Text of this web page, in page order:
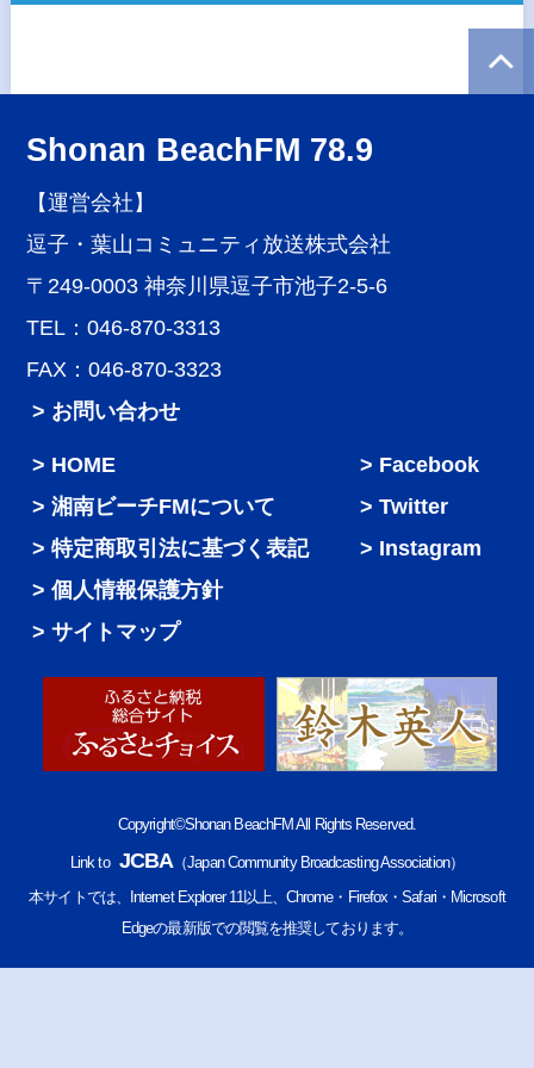
Shonan BeachFM 78.9
【運営会社】
逗子・葉山コミュニティ放送株式会社
〒249-0003 神奈川県逗子市池子2-5-6
TEL：046-870-3313
FAX：046-870-3323
> お問い合わせ
HOME
湘南ビーチFMについて
特定商取引法に基づく表記
個人情報保護方針
サイトマップ
Facebook
Twitter
Instagram
Copyright©Shonan BeachFM All Rights Reserved.
Link to JCBA（Japan Community Broadcasting Association）
本サイトでは、Internet Explorer 11以上、Chrome・Firefox・Safari・Microsoft
Edgeの最新版での閲覧を推奨しております。